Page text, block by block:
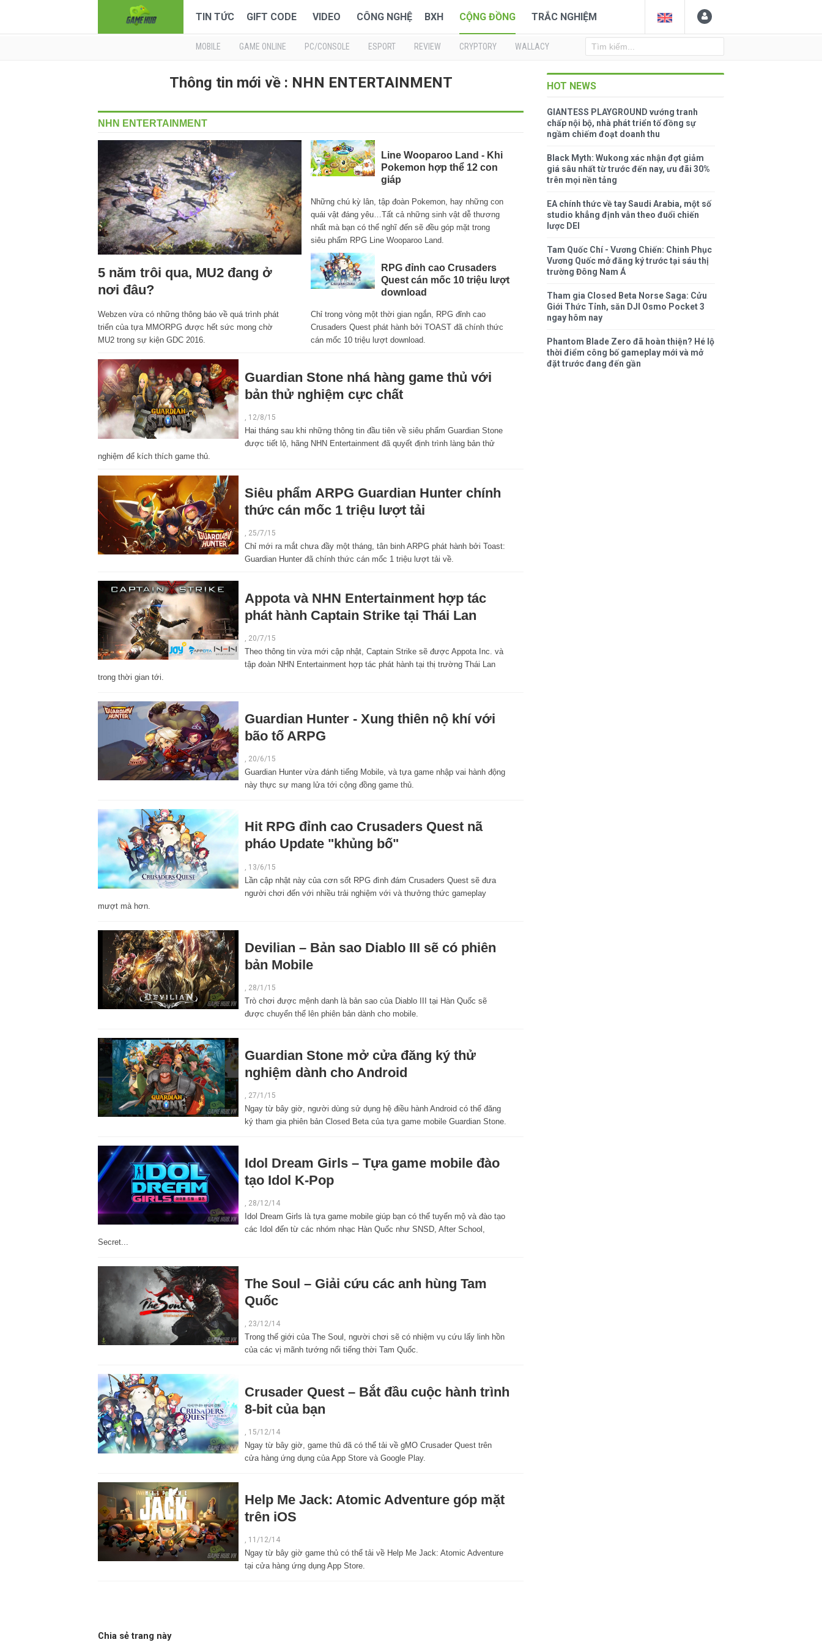
TIN TỨC GIFT CODE VIDEO CÔNG NGHỆ BXH CỘNG ĐỒNG TRẮC NGHIỆM
MOBILE GAME ONLINE PC/CONSOLE ESPORT REVIEW CRYPTORY WALLACY
Thông tin mới về : NHN ENTERTAINMENT
NHN ENTERTAINMENT
5 năm trôi qua, MU2 đang ở
nơi đâu?
Webzen vừa có những thông báo về quá trình phát
triển của tựa MMORPG được hết sức mong chờ
MU2 trong sự kiện GDC 2016.
Line Wooparoo Land - Khi
Pokemon hợp thể 12 con
giáp
Những chú kỳ lân, tập đoàn Pokemon, hay những con
quái vật đáng yêu…Tất cả những sinh vật dễ thương
nhất mà bạn có thể nghĩ đến sẽ đều góp mặt trong
siêu phẩm RPG Line Wooparoo Land.
RPG đỉnh cao Crusaders
Quest cán mốc 10 triệu lượt
download
Chỉ trong vòng một thời gian ngắn, RPG đỉnh cao
Crusaders Quest phát hành bởi TOAST đã chính thức
cán mốc 10 triệu lượt download.
Guardian Stone nhá hàng game thủ với
bản thử nghiệm cực chất
, 12/8/15
Hai tháng sau khi những thông tin đầu tiên về siêu phẩm Guardian Stone
được tiết lộ, hãng NHN Entertainment đã quyết định trình làng bản thử
nghiệm để kích thích game thủ.
Siêu phẩm ARPG Guardian Hunter chính
thức cán mốc 1 triệu lượt tải
, 25/7/15
Chỉ mới ra mắt chưa đầy một tháng, tân binh ARPG phát hành bởi Toast:
Guardian Hunter đã chính thức cán mốc 1 triệu lượt tải về.
Appota và NHN Entertainment hợp tác
phát hành Captain Strike tại Thái Lan
, 20/7/15
Theo thông tin vừa mới cập nhật, Captain Strike sẽ được Appota Inc. và
tập đoàn NHN Entertainment hợp tác phát hành tại thị trường Thái Lan
trong thời gian tới.
Guardian Hunter - Xung thiên nộ khí với
bão tố ARPG
, 20/6/15
Guardian Hunter vừa đánh tiếng Mobile, và tựa game nhập vai hành động
này thực sự mang lửa tới cộng đồng game thủ.
Hit RPG đỉnh cao Crusaders Quest nã
pháo Update "khủng bố"
13/6/15
Lần cập nhật này của cơn sốt RPG đình đám Crusaders Quest sẽ đưa
người chơi đến với nhiều trải nghiệm với và thưởng thức gameplay
mượt mà hơn.
Devilian – Bản sao Diablo III sẽ có phiên
bản Mobile
28/1/15
Trò chơi được mệnh danh là bản sao của Diablo III tại Hàn Quốc sẽ
được chuyển thể lên phiên bản dành cho mobile.
Guardian Stone mở cửa đăng ký thử
nghiệm dành cho Android
, 27/1/15
Ngay từ bây giờ, người dùng sử dụng hệ điều hành Android có thể đăng
ký tham gia phiên bản Closed Beta của tựa game mobile Guardian Stone.
Idol Dream Girls – Tựa game mobile đào
tạo Idol K-Pop
, 28/12/14
Idol Dream Girls là tựa game mobile giúp bạn có thể tuyển mộ và đào tạo
các Idol đến từ các nhóm nhạc Hàn Quốc như SNSD, After School,
Secret...
The Soul – Giải cứu các anh hùng Tam
Quốc
, 23/12/14
Trong thế giới của The Soul, người chơi sẽ có nhiệm vụ cứu lấy linh hồn
của các vị mãnh tướng nổi tiếng thời Tam Quốc.
Crusader Quest – Bắt đầu cuộc hành trình
8-bit của bạn
15/12/14
Ngay từ bây giờ, game thủ đã có thể tải về gMO Crusader Quest trên
cửa hàng ứng dụng của App Store và Google Play.
Help Me Jack: Atomic Adventure góp mặt
trên iOS
, 11/12/14
Ngay từ bây giờ game thủ có thể tải về Help Me Jack: Atomic Adventure
tại cửa hàng ứng dụng App Store.
Chia sẻ trang này
HOT NEWS
GIANTESS PLAYGROUND vướng tranh
chấp nội bộ, nhà phát triển tố đồng sự
ngầm chiếm đoạt doanh thu
Black Myth: Wukong xác nhận đợt giảm
giá sâu nhất từ trước đến nay, ưu đãi 30%
trên mọi nền tảng
EA chính thức về tay Saudi Arabia, một số
studio khẳng định vẫn theo đuổi chiến
lược DEI
Tam Quốc Chí - Vương Chiến: Chinh Phục
Vương Quốc mở đăng ký trước tại sáu thị
trường Đông Nam Á
Tham gia Closed Beta Norse Saga: Cửu
Giới Thức Tỉnh, săn DJI Osmo Pocket 3
ngay hôm nay
Phantom Blade Zero đã hoàn thiện? Hé lộ
thời điểm công bố gameplay mới và mở
đặt trước đang đến gần